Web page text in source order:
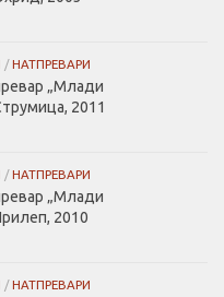
/НАТПРЕВАРИ
„Млади
2011
/НАТПРЕВАРИ
„Млади
2010
/НАТПРЕВАРИ